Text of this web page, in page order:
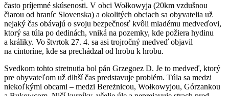
často príjemné skúsenosti. V obci Wołkowyja (20km vzdušnou
čiarou od hraníc Slovenska) a okolitých obciach sa obyvatelia už
nejaký čas obávajú o svoju bezpečnosť kvôli mladému medveďovi,
ktorý sa túla po dedinách, vniká na pozemky, kde požiera hydinu
a králiky. Vo štvrtok 27. 4. sa asi trojročný medveď objavil
na cintoríne, kde sa prechádzal od hrobu k hrobu.
Svedkom tohto stretnutia bol pán Grzegoez D. Je to medveď, ktorý
pre obyvateľom už dlhší čas predstavuje problém. Túla sa medzi
niekoľkými obcami – medzi Bereżnicou, Wołkowyjou, Górzankou